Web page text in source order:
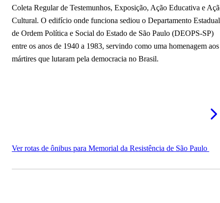
Coleta Regular de Testemunhos, Exposição, Ação Educativa e
Cultural. O edifício onde funciona sediou o Departamento Estadual
de Ordem Política e Social do Estado de São Paulo (DEOPS-SP)
entre os anos de 1940 a 1983, servindo como uma homenagem aos
mártires que lutaram pela democracia no Brasil.
Ver rotas de ônibus para Memorial da Resistência de São Paulo